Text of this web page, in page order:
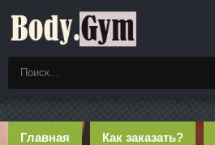
Главная Как заказать?